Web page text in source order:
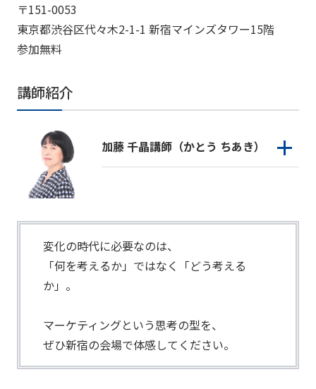
〒151-0053
東京都渋谷区代々木2-1-1 新宿マインズタワー15階
参加無料
講師紹介
加藤 千晶講師（かとう ちあき）
変化の時代に必要なのは、
「何を考えるか」ではなく「どう考える
か」。
マーケティングという思考の型を、
ぜひ新宿の会場で体感してください。